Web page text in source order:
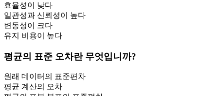
효율성이 낮다
일관성과 신뢰성이 높다
변동성이 크다
유지 비용이 높다
평균의 표준 오차란 무엇입니까?
원래 데이터의 표준편차
평균 계산의 오차